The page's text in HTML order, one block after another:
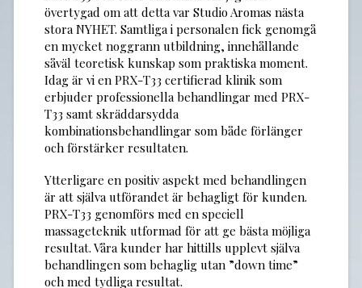
övertygad om att detta var Studio Aromas nästa
stora NYHET. Samtliga i personalen fick genomgå
en mycket noggrann utbildning, innehållande
såväl teoretisk kunskap som praktiska moment.
Idag är vi en PRX-T33 certifierad klinik som
erbjuder professionella behandlingar med PRX-
T33 samt skräddarsydda
kombinationsbehandlingar som både förlänger
och förstärker resultaten.
Ytterligare en positiv aspekt med behandlingen
är att själva utförandet är behagligt för kunden.
PRX-T33 genomförs med en speciell
massageteknik utformad för att ge bästa möjliga
resultat. Våra kunder har hittills upplevt själva
behandlingen som behaglig utan ”down time”
och med tydliga resultat.